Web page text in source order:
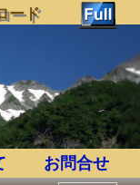
ード
お問合せ